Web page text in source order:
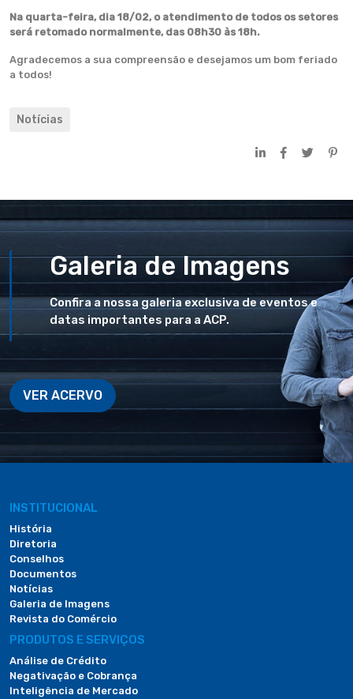
Na quarta-feira, dia 18/02, o atendimento de todos os setores
será retomado normalmente, das 08h30 às 18h.
Agradecemos a sua compreensão e desejamos um bom feriado
a todos!
Notícias
Galeria de Imagens
Confira a nossa galeria exclusiva de eventos e
datas importantes para a ACP.
VER ACERVO
INSTITUCIONAL
História
Diretoria
Conselhos
Documentos
Notícias
Galeria de Imagens
Revista do Comércio
PRODUTOS E SERVIÇOS
Análise de Crédito
Negativação e Cobrança
Inteligência de Mercado